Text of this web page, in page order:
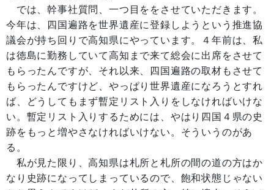
では、幹事社質問、一つ目ををさせていただきます。
今年は、四国遍路を世界遺産に登録しようという推進協
議会が持ち回りで高知県にやっています。４年前は、私
は徳島に勤務していて高知まで来て総会に出席をさせて
もらったんですが、それ以来、四国遍路の取材もさせて
もらったんですけど、やっぱり世界遺産になろうとすれ
ば、どうしてもまず暫定リスト入りをしなければいけな
い。暫定リスト入りするためには、やはり四国４県の史
跡をもっと増やさなければいけない。そういうのがあ
る。
私が見た限り、高知県は札所と札所の間の道の方はか
なり史跡になってしまっているので、飽和状態じゃない